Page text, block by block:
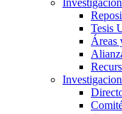
Tesis
Áreas